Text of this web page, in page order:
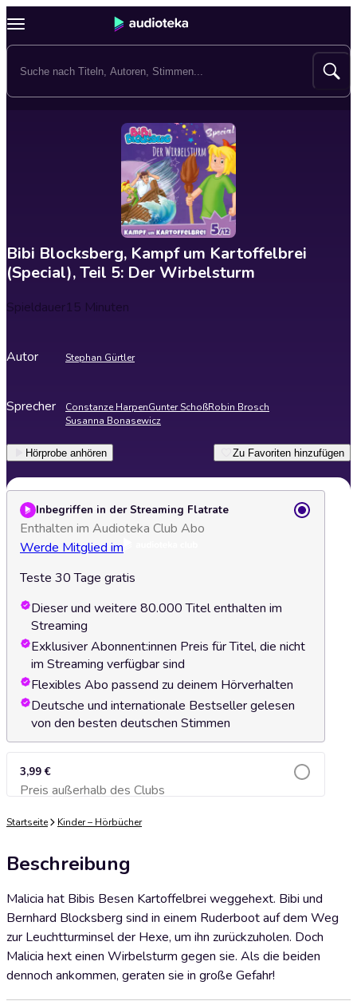
Bibi Blocksberg, Kampf um Kartoffelbrei
(Special), Teil 5: Der Wirbelsturm
Spieldauer15 Minuten
Autor Stephan Gürtler
Sprecher Constanze HarpenGunter SchoßRobin Brosch
Susanna Bonasewicz
Hörprobe anhören Zu Favoriten hinzufügen
Inbegriffen in der Streaming Flatrate
Enthalten im Audioteka Club Abo
Werde Mitglied im
Teste 30 Tage gratis
Dieser und weitere 80.000 Titel enthalten im
Streaming
Exklusiver Abonnent:innen Preis für Titel, die nicht
im Streaming verfügbar sind
Flexibles Abo passend zu deinem Hörverhalten
Deutsche und internationale Bestseller gelesen
von den besten deutschen Stimmen
3,99 €
Preis außerhalb des ClubsZum Warenkorb hinzufügen
Startseite Kinder – Hörbücher
Beschreibung
Malicia hat Bibis Besen Kartoffelbrei weggehext. Bibi und
Bernhard Blocksberg sind in einem Ruderboot auf dem Weg
zur Leuchtturminsel der Hexe, um ihn zurückzuholen. Doch
Malicia hext einen Wirbelsturm gegen sie. Als die beiden
dennoch ankommen, geraten sie in große Gefahr!